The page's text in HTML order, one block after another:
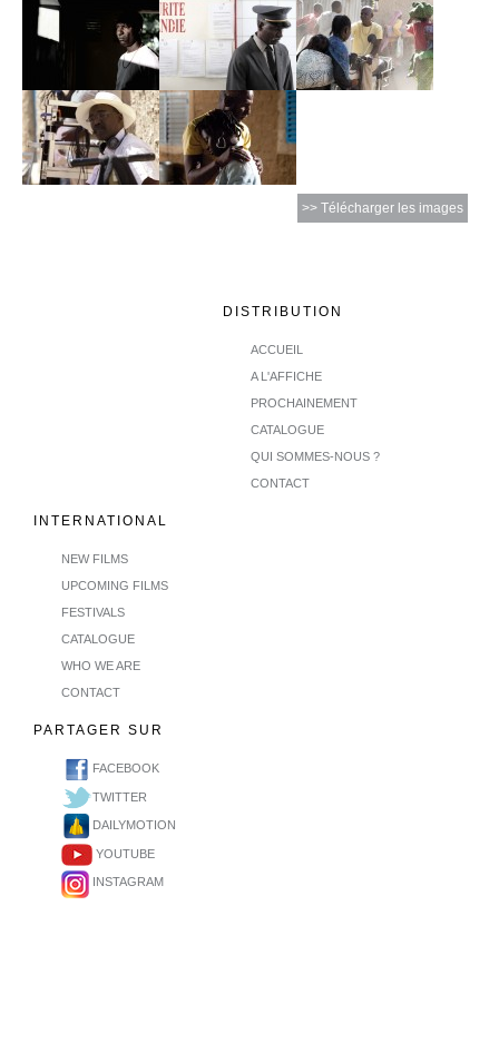
>> Télécharger les images
DISTRIBUTION
ACCUEIL
A L'AFFICHE
PROCHAINEMENT
CATALOGUE
QUI SOMMES-NOUS ?
CONTACT
INTERNATIONAL
NEW FILMS
UPCOMING FILMS
FESTIVALS
CATALOGUE
WHO WE ARE
CONTACT
PARTAGER SUR
FACEBOOK
TWITTER
DAILYMOTION
YOUTUBE
INSTAGRAM